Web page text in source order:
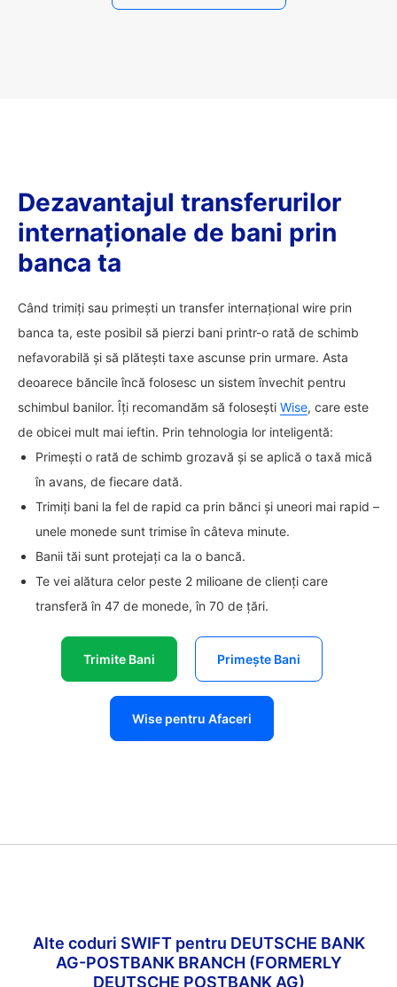
Dezavantajul transferurilor
internaționale de bani prin
banca ta
Când trimiți sau primești un transfer internațional wire prin
banca ta, este posibil să pierzi bani printr-o rată de schimb
nefavorabilă și să plătești taxe ascunse prin urmare. Asta
deoarece băncile încă folosesc un sistem învechit pentru
schimbul banilor. Îți recomandăm să folosești Wise, care este
de obicei mult mai ieftin. Prin tehnologia lor inteligentă:
Primești o rată de schimb grozavă și se aplică o taxă mică
în avans, de fiecare dată.
Trimiți bani la fel de rapid ca prin bănci și uneori mai rapid –
unele monede sunt trimise în câteva minute.
Banii tăi sunt protejați ca la o bancă.
Te vei alătura celor peste 2 milioane de clienți care
transferă în 47 de monede, în 70 de țări.
Trimite Bani Primește Bani
Wise pentru Afaceri
Alte coduri SWIFT pentru DEUTSCHE BANK
AG-POSTBANK BRANCH (FORMERLY
DEUTSCHE POSTBANK AG)